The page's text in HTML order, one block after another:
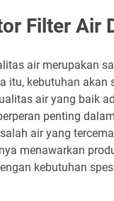
Filter Air
air merupakan
itu, kebutuhan
air yang baik
penting
air yang
menawarkan
kebutuhan